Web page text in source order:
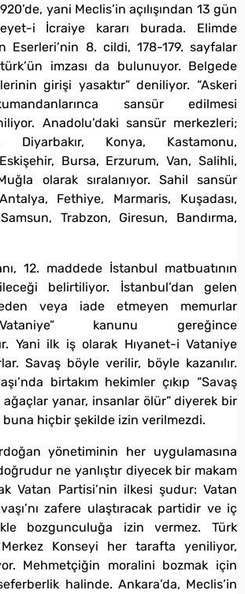
yani Meclis’in açılışından 13 gün
i İcraiye kararı burada. Elimde
Eserleri’nin 8. cildi, 178-179. sayfalar
imzası da bulunuyor. Belgede
girişi yasaktır” deniliyor. “Askeri
sansür edilmesi
Anadolu’daki sansür merkezleri;
Diyarbakır, Konya, Kastamonu,
Bursa, Erzurum, Van, Salihli,
olarak sıralanıyor. Sahil sansür
Fethiye, Marmaris, Kuşadası,
Trabzon, Giresun, Bandırma,
12. maddede İstanbul matbuatının
belirtiliyor. İstanbul’dan gelen
veya iade etmeyen memurlar
kanunu gereğince
Yani ilk iş olarak Hıyanet-i Vataniye
Savaş böyle verilir, böyle kazanılır.
birtakım hekimler çıkıp “Savaş
ağaçlar yanar, insanlar ölür” diyerek bir
buna hiçbir şekilde izin verilmezdi.
yönetiminin her uygulamasına
ne yanlıştır diyecek bir makam
Vatan Partisi’nin ilkesi şudur: Vatan
zafere ulaştıracak partidir ve iç
bozgunculuğa izin vermez. Türk
Konseyi her tarafta yeniliyor,
Mehmetçiğin moralini bozmak için
halinde. Ankara’da, Meclis’in